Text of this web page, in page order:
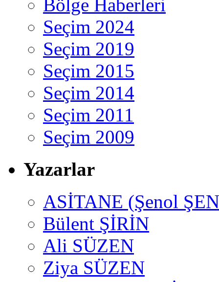
Bölge Haberleri
Seçim 2024
Seçim 2019
Seçim 2015
Seçim 2014
Seçim 2011
Seçim 2009
Yazarlar
ASİTANE (Şenol
Bülent ŞİRİN
Ali SÜZEN
Ziya SÜZEN